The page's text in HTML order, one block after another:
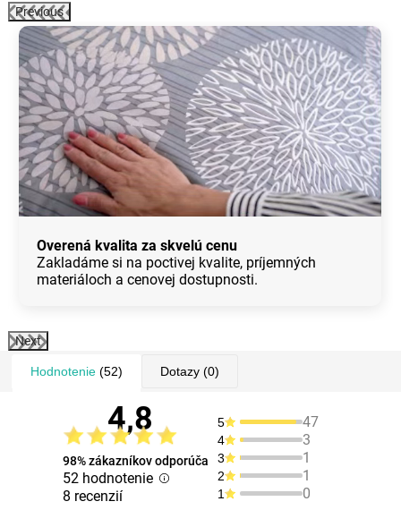
Previous
Overená kvalita za skvelú cenu
Zakladáme si na poctivej kvalite, príjemných
materiáloch a cenovej dostupnosti.
Next
Hodnotenie(52) Dotazy(0)
4,8
98% zákazníkov odporúča
52 hodnotenie
8 recenzií
5 47
4 3
3 1
2 1
1 0